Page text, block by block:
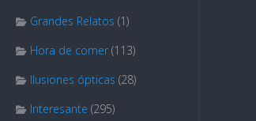
Grandes Relatos (1)
Hora de comer (113)
Ilusiones ópticas (28)
Interesante (295)